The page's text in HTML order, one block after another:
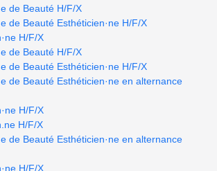
de Beauté H/F/X
de Beauté Esthéticien·ne H/F/X
H/F/X
de Beauté H/F/X
de Beauté Esthéticien·ne H/F/X
de Beauté Esthéticien·ne en alternance
H/F/X
H/F/X
de Beauté Esthéticien·ne en alternance
H/F/X